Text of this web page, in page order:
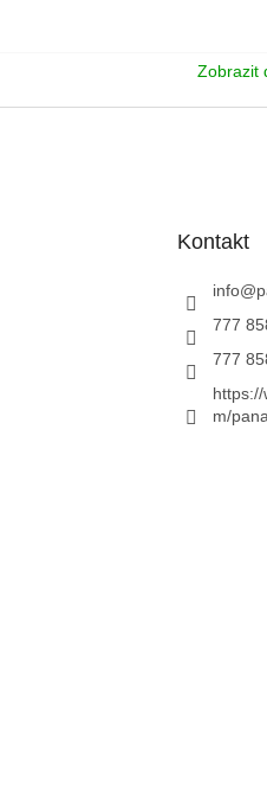
Zobrazit
Kontakt
info@
777
777
m/